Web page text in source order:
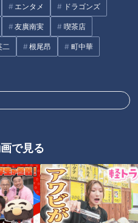
エンタメ ドラゴンズ
友廣南実 喫茶店
二 根尾昂 町中華
で見る
見逃し配信 デララバ
ある「ド定番」のスポット・話
太田光が独自の目線で徹底深掘
たちと共に知られざる魅力と驚
いく地元が大好きになる1時